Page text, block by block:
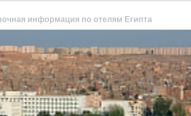
информация по отелям Египта